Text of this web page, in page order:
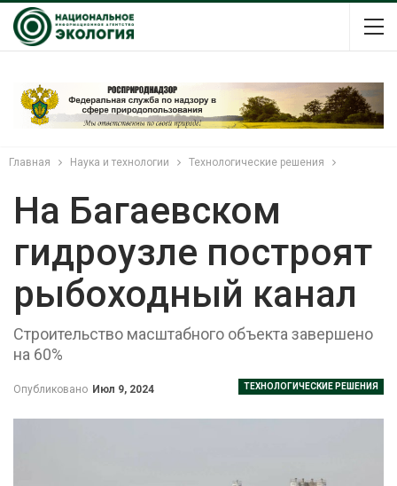
Главная Наука и технологии Технологические решения
На Багаевском
гидроузле построят
рыбоходный канал
Строительство масштабного объекта завершено
на 60%
ТЕХНОЛОГИЧЕСКИЕ РЕШЕНИЯ
Опубликовано Июл 9, 2024